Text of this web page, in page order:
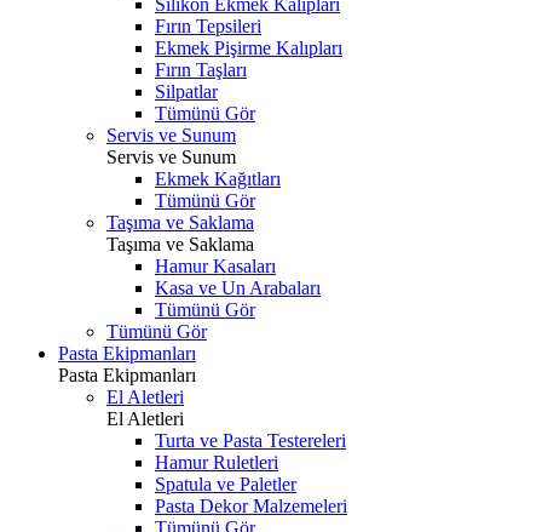
Silikon Ekmek Kalıpları
Fırın Tepsileri
Ekmek Pişirme Kalıpları
Fırın Taşları
Silpatlar
Tümünü Gör
Servis ve Sunum
Servis ve Sunum
Ekmek Kağıtları
Tümünü Gör
Taşıma ve Saklama
Taşıma ve Saklama
Hamur Kasaları
Kasa ve Un Arabaları
Tümünü Gör
Tümünü Gör
Pasta Ekipmanları
Pasta Ekipmanları
El Aletleri
El Aletleri
Turta ve Pasta Testereleri
Hamur Ruletleri
Spatula ve Paletler
Pasta Dekor Malzemeleri
Tümünü Gör